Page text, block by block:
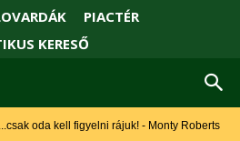
PIACTÉR
KERESŐ
oda kell figyelni rájuk! - Monty Roberts